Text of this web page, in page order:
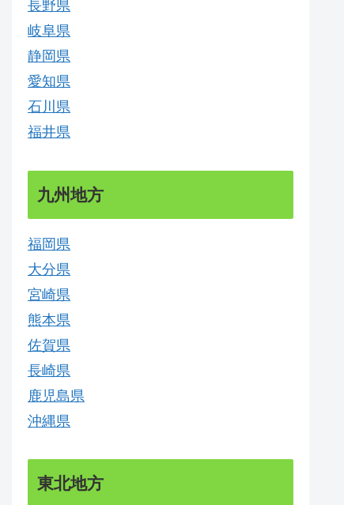
長野県
岐阜県
静岡県
愛知県
石川県
福井県
九州地方
福岡県
大分県
宮崎県
熊本県
佐賀県
長崎県
鹿児島県
沖縄県
東北地方